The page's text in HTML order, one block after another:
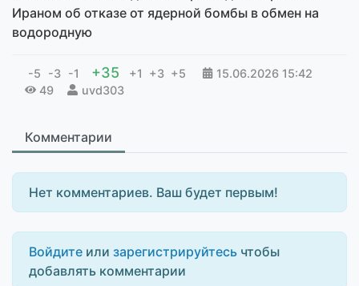
Ираном об отказе от ядерной бомбы в обмен на
водородную
-5 -3 -1 +35 +1 +3 +5 15.06.2026 15:42
49
uvd303
Комментарии
Нет комментариев. Ваш будет первым!
Войдите или зарегистрируйтесь чтобы
добавлять комментарии